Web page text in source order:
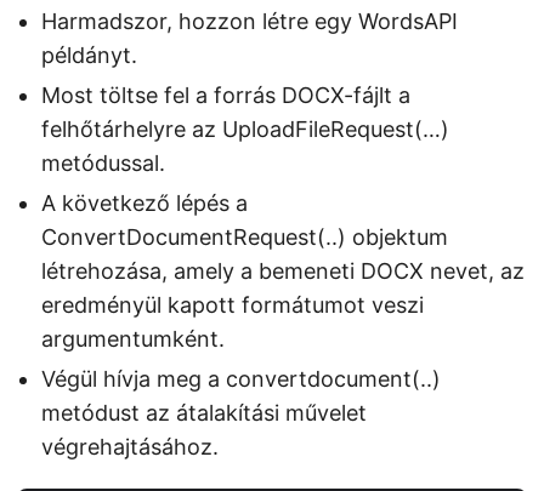
Harmadszor, hozzon létre egy WordsAPI
példányt.
Most töltse fel a forrás DOCX-fájlt a
felhőtárhelyre az UploadFileRequest(…)
metódussal.
A következő lépés a
ConvertDocumentRequest(..) objektum
létrehozása, amely a bemeneti DOCX nevet, az
eredményül kapott formátumot veszi
argumentumként.
Végül hívja meg a convertdocument(..)
metódust az átalakítási művelet
végrehajtásához.